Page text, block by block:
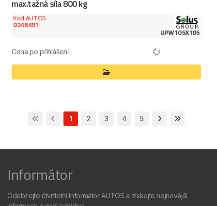
max.tažná síla 800 kg
Kód AUTOS
0346491
UPW 105X105
Cena po přihlášení
1 2 3 4 5
Informátor
Odebírejte čtvrtletní Informátor AUTOS a získejte nejnovější